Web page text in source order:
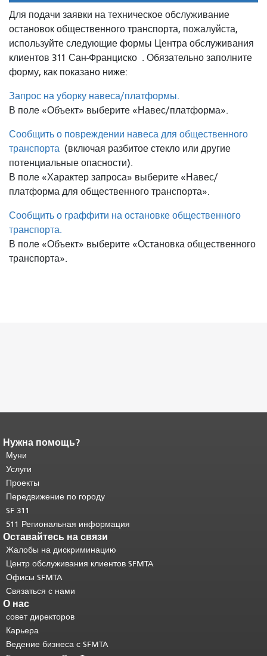
Для подачи заявки на техническое обслуживание
остановок общественного транспорта, пожалуйста,
используйте следующие формы Центра обслуживания
клиентов 311 Сан-Франциско . Обязательно заполните
форму, как показано ниже:
Запрос на уборку навеса/платформы.
В поле «Объект» выберите «Навес/платформа».
Сообщить о повреждении навеса для общественного
транспорта (включая разбитое стекло или другие
потенциальные опасности).
В поле «Характер запроса» выберите «Навес/
платформа для общественного транспорта».
Сообщить о граффити на остановке общественного
транспорта.
В поле «Объект» выберите «Остановка общественного
транспорта».
Конец содержимого
страницы.
страницы повторяется на каждой
странице.
основного содержимого .
Нужна помощь?
Муни
Услуги
Проекты
Передвижение по городу
SF 311
511 Региональная информация
Оставайтесь на связи
Жалобы на дискриминацию
Центр обслуживания клиентов SFMTA
Офисы SFMTA
Связаться с нами
О нас
совет директоров
Карьера
Ведение бизнеса с SFMTA